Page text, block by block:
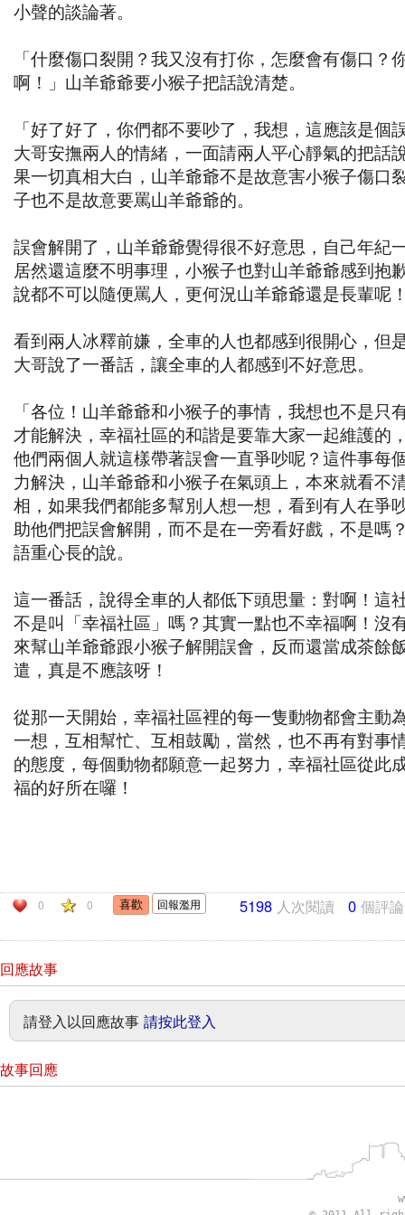
小聲的談論著。
「什麼傷口裂開？我又沒有打你，怎麼會有傷口？
啊！」山羊爺爺要小猴子把話說清楚。
「好了好了，你們都不要吵了，我想，這應該是個
大哥安撫兩人的情緒，一面請兩人平心靜氣的把話
果一切真相大白，山羊爺爺不是故意害小猴子傷口
子也不是故意要罵山羊爺爺的。
誤會解開了，山羊爺爺覺得很不好意思，自己年紀
居然還這麼不明事理，小猴子也對山羊爺爺感到抱
說都不可以隨便罵人，更何況山羊爺爺還是長輩呢
看到兩人冰釋前嫌，全車的人也都感到很開心，但
大哥說了一番話，讓全車的人都感到不好意思。
「各位！山羊爺爺和小猴子的事情，我想也不是只
才能解決，幸福社區的和諧是要靠大家一起維護的
他們兩個人就這樣帶著誤會一直爭吵呢？這件事每
力解決，山羊爺爺和小猴子在氣頭上，本來就看不
相，如果我們都能多幫別人想一想，看到有人在爭
助他們把誤會解開，而不是在一旁看好戲，不是嗎
語重心長的說。
這一番話，說得全車的人都低下頭思量：對啊！這
不是叫「幸福社區」嗎？其實一點也不幸福啊！沒
來幫山羊爺爺跟小猴子解開誤會，反而還當成茶餘
遣，真是不應該呀！
從那一天開始，幸福社區裡的每一隻動物都會主動
一想，互相幫忙、互相鼓勵，當然，也不再有對事
的態度，每個動物都願意一起努力，幸福社區從此
福的好所在囉！
0 0 回報濫用 5198 人次閱讀 0 個評論
回應故事
請登入以回應故事 請按此登入
故事回應